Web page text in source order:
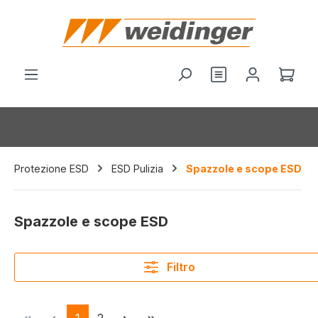
principale
Hai 0 articoliIl
Protezione ESD ESD Pulizia Spazzole e scope ESD
Spazzole e scope ESD
Filtro